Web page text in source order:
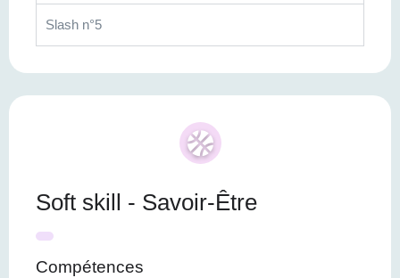
Slash n°5
Soft skill - Savoir-Être
Compétences